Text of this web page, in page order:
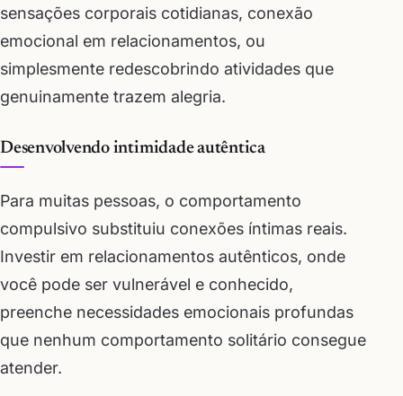
sensações corporais cotidianas, conexão
emocional em relacionamentos, ou
simplesmente redescobrindo atividades que
genuinamente trazem alegria.
Desenvolvendo intimidade autêntica
Para muitas pessoas, o comportamento
compulsivo substituiu conexões íntimas reais.
Investir em relacionamentos autênticos, onde
você pode ser vulnerável e conhecido,
preenche necessidades emocionais profundas
que nenhum comportamento solitário consegue
atender.